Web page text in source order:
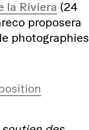
la Riviera (24
proposera
photographies